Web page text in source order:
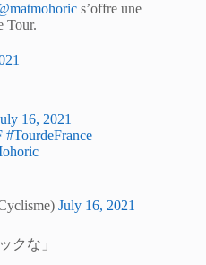
s’offre une
Tour.
16, 2021
#TourdeFrance
July 16, 2021
クな」